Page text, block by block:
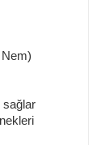
Nem)
sağlar